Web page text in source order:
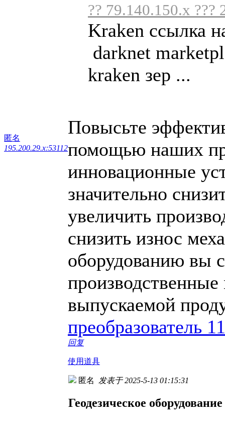
匿名
195.200.29.x:53112
?? 79.140.150.x ???
Kraken ссылка
darknet
kraken зер ...
Повысьте
помощью наших
инновационные
значительно
увеличить
снизить износ
оборудованию вы
выпускаемой
преобразователь
回复
使用道具
匿名 发表于 2025-5-13 01:15:31
Геодезическое оборудование